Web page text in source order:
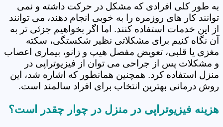
به طور کلی افرادی که مشکل در حرکت داشته و نمی
توانند کار های روزمره را به خوبی انجام دهند، می توانند
از این خدمات استفاده کنند. اما اگر بخواهیم جزئی تر به
آن نگاه کنیم برای مشکلاتی نظیر شکستگی، سکته
مغزی یا قلبی، تعویض مفصل هیپ و زانو، بیماری اعصاب
و مشکلات پس از جراحی می توان از فیزیوتراپی در
منزل استفاده کرد. همچنین همانطور که اشاره شد، این
روش درمانی بهترین انتخاب برای افراد سالمند است.
هزینه فیزیوتراپی در منزل در چوار چقدر است؟